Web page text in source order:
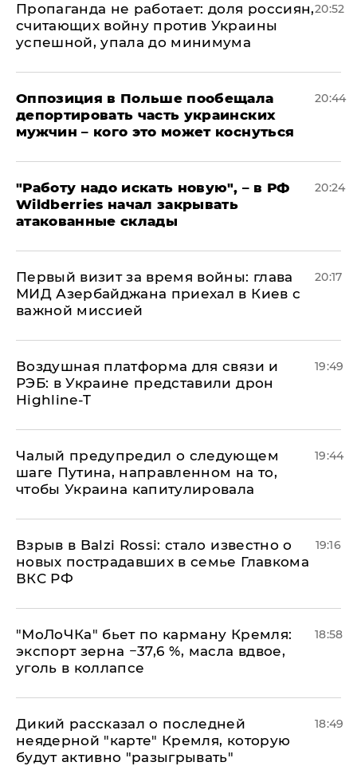
​Пропаганда не работает: доля россиян,
считающих войну против Украины
успешной, упала до минимума
20:52
Оппозиция в Польше пообещала
депортировать часть украинских
мужчин – кого это может коснуться
20:44
"Работу надо искать новую", – в РФ
Wildberries начал закрывать
атакованные склады
20:24
Первый визит за время войны: глава
МИД Азербайджана приехал в Киев с
важной миссией
20:17
Воздушная платформа для связи и
РЭБ: в Украине представили дрон
Highline-T
19:49
Чалый предупредил о следующем
шаге Путина, направленном на то,
чтобы Украина капитулировала
19:44
Взрыв в Balzi Rossi: стало известно о
новых пострадавших в семье Главкома
ВКС РФ
19:16
​"МоЛоЧКа" бьет по карману Кремля:
экспорт зерна −37,6 %, масла вдвое,
уголь в коллапсе
18:58
Дикий рассказал о последней
неядерной "карте" Кремля, которую
будут активно "разыгрывать"
18:49